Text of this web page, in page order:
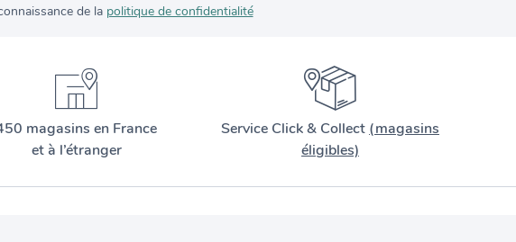
de la politique de confidentialité
magasins en France
et à l’étranger
Service Click & Collect (magasins
éligibles)